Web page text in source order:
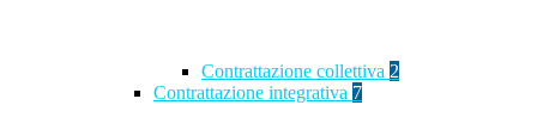
Contrattazione collettiva 2
Contrattazione integrativa 7